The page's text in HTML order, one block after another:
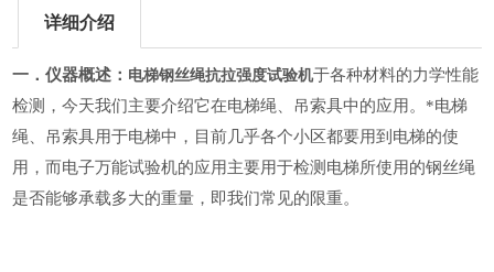
详细介绍
一．仪器概述： 电梯钢丝绳抗拉强度试验机于各种材料的力学性能
检测，今天我们主要介绍它在电梯绳、吊索具中的应用。*电梯
绳、吊索具用于电梯中，目前几乎各个小区都要用到电梯的使
用，而电子万能试验机的应用主要用于检测电梯所使用的钢丝绳
是否能够承载多大的重量，即我们常见的限重。